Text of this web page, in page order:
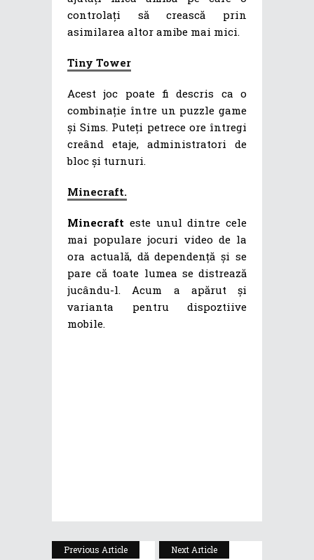
controlați să crească prin
asimilarea altor amibe mai mici.
Tiny Tower
Acest joc poate fi descris ca o
combinație între un puzzle game
și Sims. Puteți petrece ore întregi
creând etaje, administratori de
bloc și turnuri.
Minecraft.
Minecraft este unul dintre cele
mai populare jocuri video de la
ora actuală, dă dependență și se
pare că toate lumea se distrează
jucându-l. Acum a apărut și
varianta pentru dispoztiive
mobile.
Previous Article Next Article